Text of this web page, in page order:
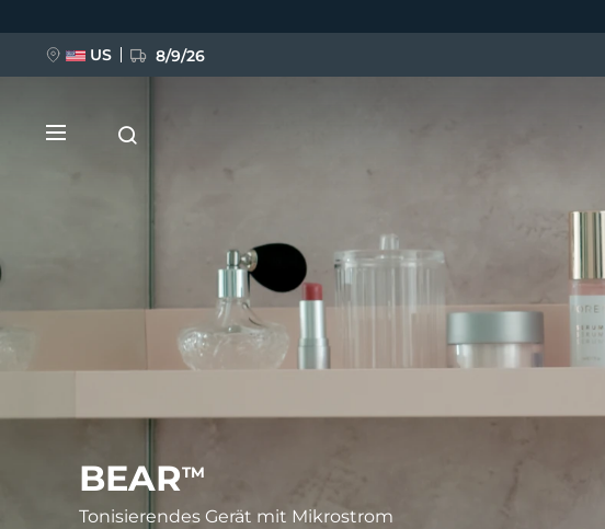
BEARTM
Tonisierendes Gerät mit Mikrostrom
US 8/9/26
BREAKING NEWS